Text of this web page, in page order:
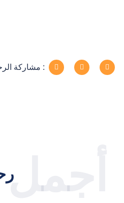
مشاركة الرحلة :